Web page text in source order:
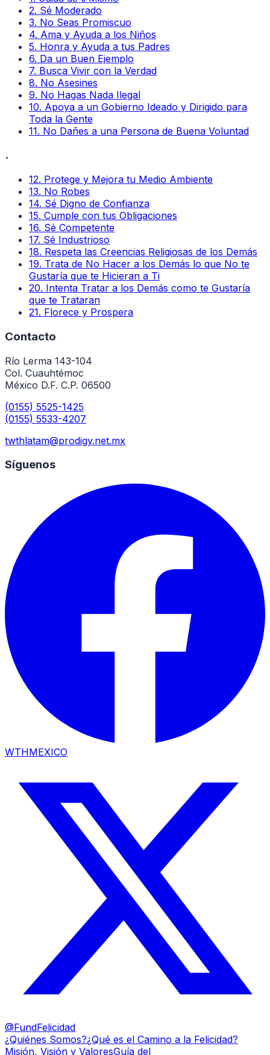
2. Sé Moderado
3. No Seas Promiscuo
4. Ama y Ayuda a los Niños
5. Honra y Ayuda a tus Padres
6. Da un Buen Ejemplo
7. Busca Vivir con la Verdad
8. No Asesines
9. No Hagas Nada Ilegal
10. Apoya a un Gobierno Ideado y Dirigido para
Toda la Gente
11. No Dañes a una Persona de Buena Voluntad
.
12. Protege y Mejora tu Medio Ambiente
13. No Robes
14. Sé Digno de Confianza
15. Cumple con tus Obligaciones
16. Sé Competente
17. Sé Industrioso
18. Respeta las Creencias Religiosas de los Demás
19. Trata de No Hacer a los Demás lo que No te
Gustaría que te Hicieran a Ti
20. Intenta Tratar a los Demás como te Gustaría
que te Trataran
21. Florece y Prospera
Contacto
Río Lerma 143-104
Col. Cuauhtémoc
México D.F. C.P. 06500
(0155) 5525-1425
(0155) 5533-4207
twthlatam@prodigy.net.mx
Síguenos
WTHMEXICO
@FundFelicidad
¿Quiénes Somos?¿Qué es el Camino a la Felicidad?
Misión, Visión y ValoresGuía del